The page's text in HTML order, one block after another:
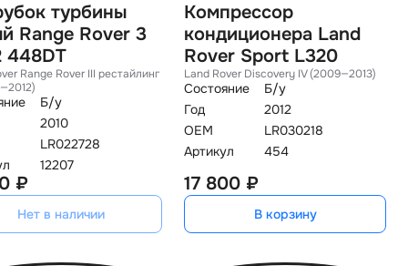
турбины
Range Rover 3
448DT
Range Rover III рестайлин
Б/у
2010
LR022728
12207
₽
Нет в наличии
Компрессор
кондиционера Land
Rover Sport L320
Land Rover Discovery IV (2009—2013)
Состояние
Б/у
Год
2012
OEM
LR030218
Артикул
454
17 800 ₽
В корзину